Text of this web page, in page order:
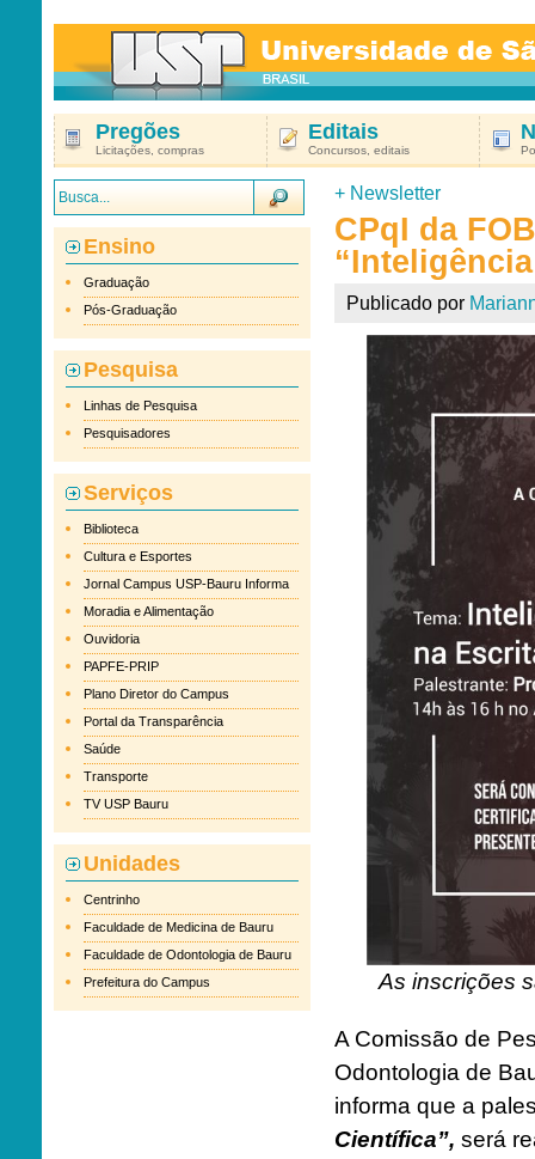
Pregões
Licitações, compras
Editais
Concursos, editais
Ensino
Graduação
Pós-Graduação
Pesquisa
Linhas de Pesquisa
Pesquisadores
Serviços
Biblioteca
Cultura e Esportes
Jornal Campus USP-Bauru Informa
Moradia e Alimentação
Ouvidoria
PAPFE-PRIP
Plano Diretor do Campus
Portal da Transparência
Saúde
Transporte
TV USP Bauru
Unidades
Centrinho
Faculdade de Medicina de Bauru
Faculdade de Odontologia de Bauru
Prefeitura do Campus
+ Newsletter
CPqI da
Publicado por
As inscrições
A Comissão de
Odontologia de
informa que a
Científica”, será